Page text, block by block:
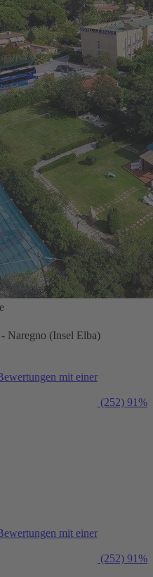
Naregno (Insel Elba)
mit einer
(252) 91%
mit einer
(252) 91%